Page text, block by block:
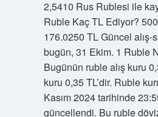
2,5410 Rus Rublesi ile
Ruble Kaç TL Ediyor?
176.0250 TL Güncel alış-
bugün, 31 Ekim. 1 Ruble
Bugünün ruble alış kuru
kuru 0,35 TL’dir. Ruble
Kasım 2024 tarihinde
güncellendi. Bu ruble